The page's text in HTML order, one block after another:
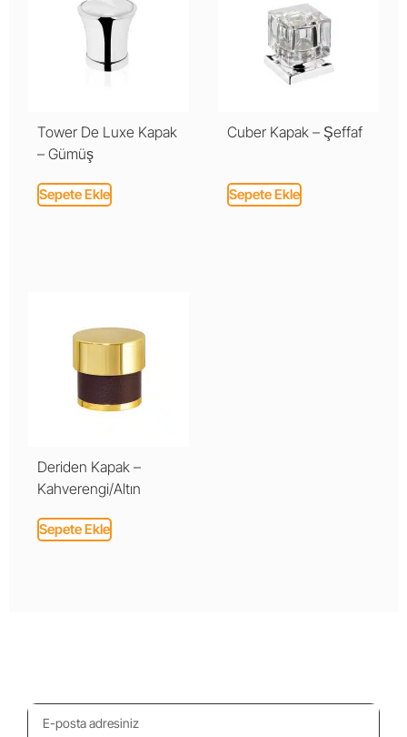
Tower De Luxe Kapak
– Gümüş
Sepete Ekle
Cuber Kapak – Şeffaf
Sepete Ekle
Deriden Kapak –
Kahverengi/Altın
Sepete Ekle